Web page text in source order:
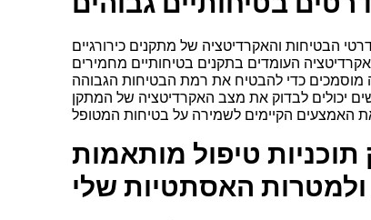
הבטיחות והאקרדיטציה של מתקנים כירורגיים
העומדים בתקנים בטיחותיים מחמירים
מוסמכים כדי להבטיח את רמת הבטיחות הגבוהה
יכולים לבדוק את מצב האקרדיטציה של המתקן
טיפול מותאמות